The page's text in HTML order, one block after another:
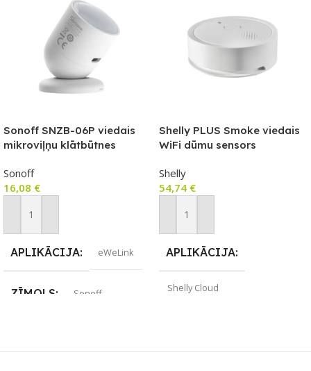
Sonoff SNZB-06P viedais
mikroviļņu klātbūtnes
atbalstu
Sonoff
16,08 €
Pievienot Grozam
APLIKĀCIJA eWeLink
ZĪMOLS Sonoff
Shelly PLUS Smoke viedais
WiFi dūmu sensors
Shelly
54,74 €
Pievienot Grozam
APLIKĀCIJA
Shelly Cloud